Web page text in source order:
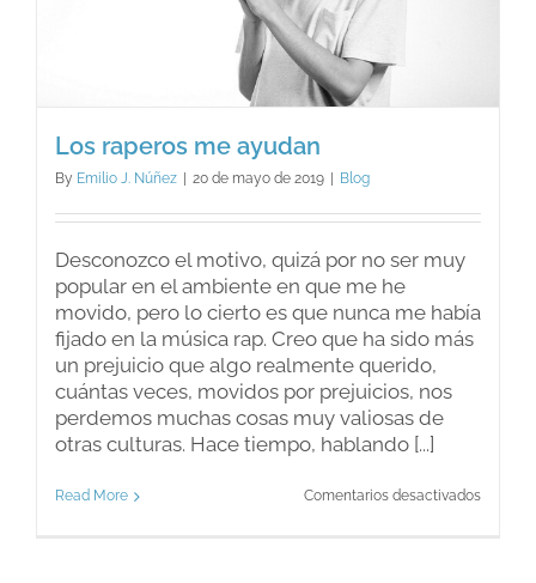
Los raperos me ayudan
By Emilio J. Núñez 20 de mayo de 2019 Blog
Desconozco el motivo, quizá por no ser muy
popular en el ambiente en que me he
movido, pero lo cierto es que nunca me había
fijado en la música rap. Creo que ha sido más
un prejuicio que algo realmente querido,
cuántas veces, movidos por prejuicios, nos
perdemos muchas cosas muy valiosas de
otras culturas. Hace tiempo, hablando [...]
Read More Comentarios desactivadosen